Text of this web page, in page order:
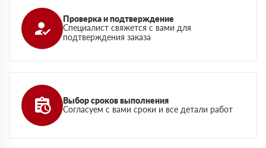
Проверка и подтверждение
Специалист свяжется с вами для
подтверждения заказа
Выбор сроков выполнения
Согласуем с вами сроки и все детали работ